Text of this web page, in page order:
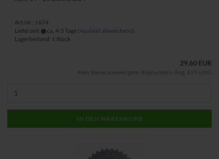
Art.Nr.: 1674
Lieferzeit:
ca. 4-5 Tage (Ausland abweichend)
Lagerbestand: 1 Stück
29,60 EUR
Kein Steuerausweis gem. Kleinuntern.-Reg. §19 UStG
IN DEN WARENKORB